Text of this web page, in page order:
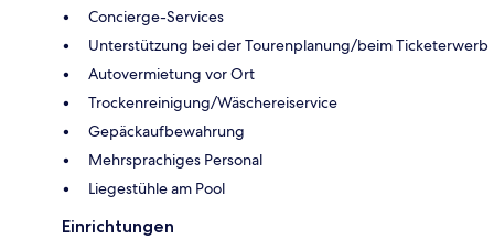
Concierge-Services
Unterstützung bei der Tourenplanung/beim Ticketerwerb
Autovermietung vor Ort
Trockenreinigung/Wäschereiservice
Gepäckaufbewahrung
Mehrsprachiges Personal
Liegestühle am Pool
Einrichtungen